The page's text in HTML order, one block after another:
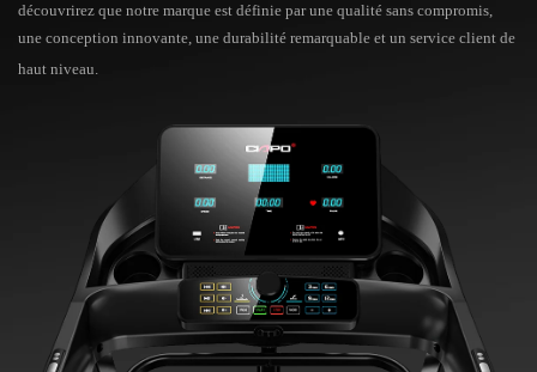
découvrirez que notre marque est définie par une qualité sans compromis,
une conception innovante, une durabilité remarquable et un service client de
haut niveau.